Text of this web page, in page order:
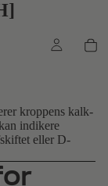
kroppens kalk-
indikere
eller D-